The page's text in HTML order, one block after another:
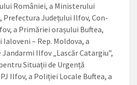
României, a Ministerului
Prefectura Județului Ilfov, Con­
a Primă­riei orașului Buftea,
– Rep. Moldo­va, a
Ilfov „Lascăr Catargiu”,
Situații de Urgență
Il­fov, a Poliției Locale Buftea, a